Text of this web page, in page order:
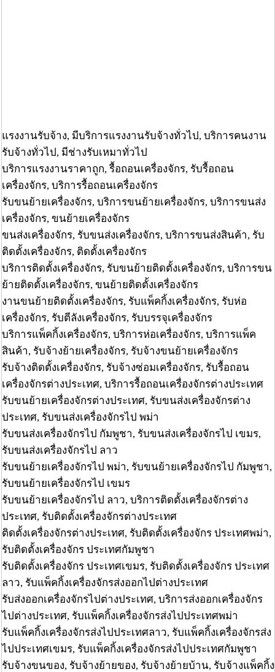
แรงงานรับจ้าง, มีบริการแรงงานรับจ้างทั่วไป, บริการคนงาน
รับจ้างทั่วไป, มีช่างรับเหมาทั่วไป
บริการแรงงานราคาถูก, รื้อถอนเครื่องจักร, รับรื้อถอน
เครื่องจักร, บริการรื้อถอนเครื่องจักร
รับขนย้ายเครื่องจักร, บริการขนย้ายเครื่องจักร, บริการขนส่ง
เครื่องจักร, ขนย้ายเครื่องจักร
ขนส่งเครื่องจักร, รับขนส่งเครื่องจักร, บริการขนส่งสินค้า, รับ
ติดตั้งเครื่องจักร, ติดตั้งเครื่องจักร
บริการติดตั้งเครื่องจักร, รับขนย้ายติดตั้งเครื่องจักร, บริการขน
ย้ายติดตั้งเครื่องจักร, ขนย้ายติดตั้งเครื่องจักร
งานขนย้ายติดตั้งเครื่องจักร, รับแพ็คกิ้งเครื่องจักร, รับห่อ
เครื่องจักร, รับตีลังเครื่องจักร, รับบรรจุเครื่องจักร
บริการแพ็คกิ้งเครื่องจักร, บริการห่อเครื่องจักร, บริการแพ็ค
สินค้า, รับจ้างย้ายเครื่องจักร, รับจ้างขนย้ายเครื่องจักร
รับจ้างติดตั้งเครื่องจักร, รับจ้างซ่อมเครื่องจักร, รับรื้อถอน
เครื่องจักรต่างประเทศ, บริการรื้อถอนเครื่องจักรต่างประเทศ
รับขนย้ายเครื่องจักรต่างประเทศ, รับขนส่งเครื่องจักรต่าง
ประเทศ, รับขนส่งเครื่องจักรไป พม่า
รับขนส่งเครื่องจักรไป กัมพูชา, รับขนส่งเครื่องจักรไป เขมร,
รับขนส่งเครื่องจักรไป ลาว
รับขนย้ายเครื่องจักรไป พม่า, รับขนย้ายเครื่องจักรไป กัมพูชา,
รับขนย้ายเครื่องจักรไป เขมร
รับขนย้ายเครื่องจักรไป ลาว, บริการติดตั้งเครื่องจักรต่าง
ประเทศ, รับติดตั้งเครื่องจักรต่างประเทศ
ติดตั้งเครื่องจักรต่างประเทศ, รับติดตั้งเครื่องจักร ประเทศพม่า,
รับติดตั้งเครื่องจักร ประเทศกัมพูชา
รับติดตั้งเครื่องจักร ประเทศเขมร, รับติดตั้งเครื่องจักร ประเทศ
ลาว, รับแพ็คกิ้งเครื่องจักรส่งออกไปต่างประเทศ
รับส่งออกเครื่องจักรไปต่างประเทศ, บริการส่งออกเครื่องจักร
ไปต่างประเทศ, รับแพ็คกิ้งเครื่องจักรส่งไปประเทศพม่า
รับแพ็คกิ้งเครื่องจักรส่งไปประเทศลาว, รับแพ็คกิ้งเครื่องจักรส่ง
ไปประเทศเขมร, รับแพ็คกิ้งเครื่องจักรส่งไปประเทศกัมพูชา
รับจ้างขนของ, รับจ้างย้ายของ, รับจ้างย้ายบ้าน, รับจ้างแพ็คกิ้ง